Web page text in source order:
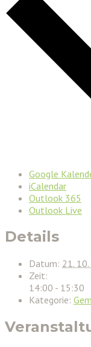
Google
iCalendar
Outlook 365
Outlook Live
Details
Datum: 21.
Zeit:
14:00 - 15:30
Kategorie: